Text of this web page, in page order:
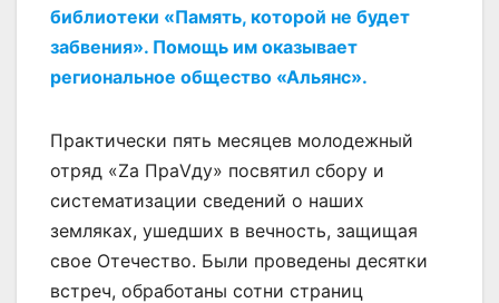
библиотеки «Память, которой не будет
забвения». Помощь им оказывает
региональное общество «Альянс».
Практически пять месяцев молодежный
отряд «Zа ПраVду» посвятил сбору и
систематизации сведений о наших
земляках, ушедших в вечность, защищая
свое Отечество. Были проведены десятки
встреч, обработаны сотни страниц